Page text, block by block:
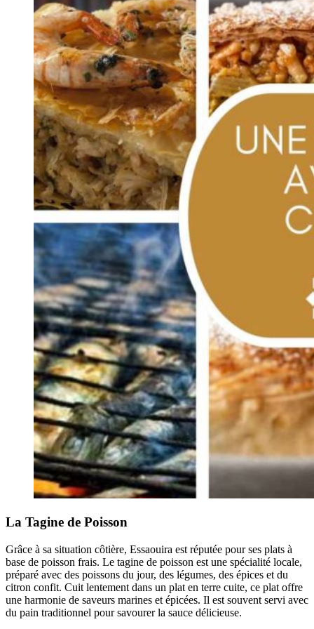
La Tagine de Poisson
Grâce à sa situation côtière, Essaouira est réputée pour ses plats à
base de poisson frais. Le tagine de poisson est une spécialité locale,
préparé avec des poissons du jour, des légumes, des épices et du
citron confit. Cuit lentement dans un plat en terre cuite, ce plat offre
une harmonie de saveurs marines et épicées. Il est souvent servi avec
du pain traditionnel pour savourer la sauce délicieuse.